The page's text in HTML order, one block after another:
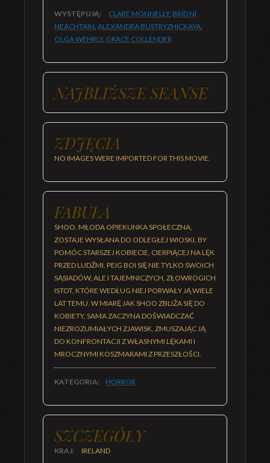
WYSTĘPUJĄ: CLARE MONNELLY, BRÍD NÍ
NEACHTAIN, ALEXANDRA BUSTRYZHICKAYA,
OLGA WEHRLY, GRACE COLLENDER
NAJBLIŻSZE SEANSE
ZDJĘCIA
NO IMAGES WERE IMPORTED FOR THIS MOVIE.
FABUŁA
SHOO, MŁODA OPIEKUNKA SPOŁECZNA,
ZOSTAJE WYSŁANA DO ODLEGŁEJ WIOSKI, BY
POMÓC STARSZEJ KOBIECIE, CIERPIĄCEJ NA LĘK
PRZED LUDŹMI. PEIG BOI SIĘ NIE TYLKO SWOICH
SĄSIADÓW, ALE I TAJEMNICZYCH, ZŁOWROGICH
ISTOT, KTÓRE WEDŁUG NIEJ PORWAŁY JĄ WIELE
LAT TEMU. W MIARĘ JAK SHOO ZBLIŻA SIĘ DO
KOBIETY, SAMA ZACZYNA DOŚWIADCZAĆ
NIEZROZUMIAŁYCH ZJAWISK, ZMUSZAJĄC JĄ
DO KONFRONTACJI Z WŁASNYMI LĘKAMI I
MROCZNYMI KOSZMARAMI Z PRZESZŁOŚCI.
KATEGORIA: HORROR
SZCZEGÓŁY
KRAJ: IRELAND